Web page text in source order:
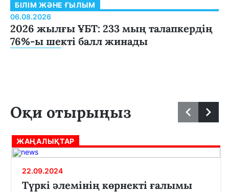
БІЛІМ ЖӘНЕ ҒЫЛЫМ
06.08.2026
2026 жылғы ҰБТ: 233 мың талапкердің
76%-ы шекті балл жинады
Оқи отырыңыз
ЖАҢАЛЫҚТАР
22.09.2024
Түркі әлемінің көрнекті ғалымы